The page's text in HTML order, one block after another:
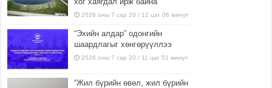
2026 оны 7 сар 20 / 12 цаг 06 минут
“Эхийн алдар” одонгийн
шаардлагыг хөнгөрүүллээ
2026 оны 7 сар 20 / 11 цаг 51 минут
“Жил бүрийн өвөл, жил бүрийн